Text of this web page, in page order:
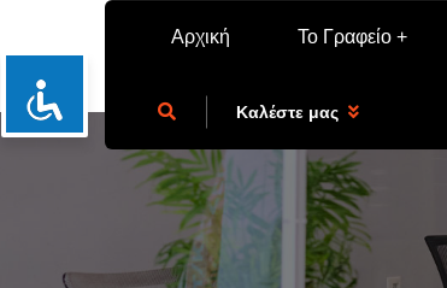
Αρχική Το Γραφείο
Καλέστε μας